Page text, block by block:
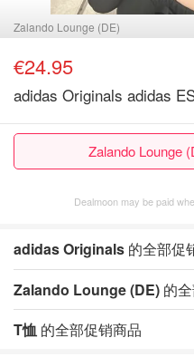
Zalando Lounge (DE)
€24.95
adidas Originals adidas
Zalando Lounge
Dealmoon may be paid
adidas Originals 的全部促
Zalando Lounge (DE) 的
T恤 的全部促销商品